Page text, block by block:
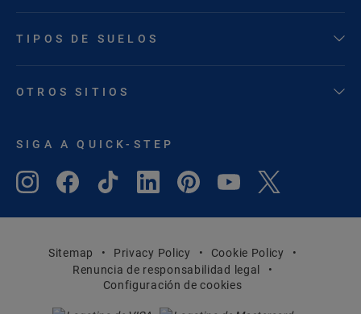
TIPOS DE SUELOS
OTROS SITIOS
SIGA A QUICK-STEP
Sitemap Privacy Policy
Cookie Policy
Renuncia de responsabilidad legal
Configuración de cookies